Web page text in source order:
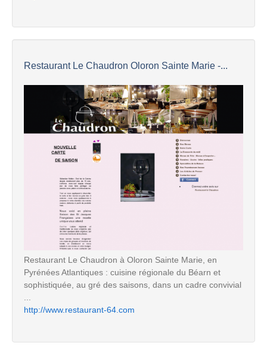
Restaurant Le Chaudron Oloron Sainte Marie -...
Restaurant Le Chaudron à Oloron Sainte Marie, en
Pyrénées Atlantiques : cuisine régionale du Béarn et
sophistiquée, au gré des saisons, dans un cadre convivial
http://www.restaurant-64.com